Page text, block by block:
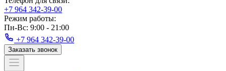
+7 964 342-39-00
Режим работы:
Пн-Вс: 9:00 - 21:00
+7 964 342-39-00
Заказать звонок